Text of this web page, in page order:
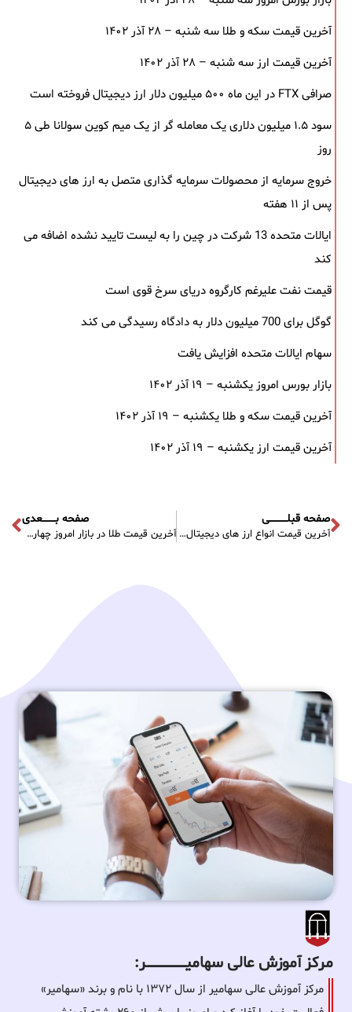
آخرین قیمت سکه و طلا سه شنبه – ۲۸ آذر ۱۴۰۲
آخرین قیمت ارز سه شنبه – ۲۸ آذر ۱۴۰۲
صرافی FTX در این ماه ۵۰۰ میلیون دلار ارز دیجیتال فروخته است
سود ۱.۵ میلیون دلاری یک معامله ‌گر از یک میم‌ کوین سولانا طی ۵
روز
خروج سرمایه از محصولات سرمایه ‌گذاری متصل به ارز های دیجیتال
پس از ۱۱ هفته
ایالات متحده 13 شرکت در چین را به لیست تایید نشده اضافه می
کند
قیمت نفت علیرغم کارگروه دریای سرخ قوی است
گوگل برای 700 میلیون دلار به دادگاه رسیدگی می کند
سهام ایالات متحده افزایش یافت
بازار بورس امروز یکشنبه – ۱۹ آذر ۱۴۰۲
آخرین قیمت سکه و طلا یکشنبه – ۱۹ آذر ۱۴۰۲
آخرین قیمت ارز یکشنبه – ۱۹ آذر ۱۴۰۲
صفحه قبلـــــــــــی
آخرین قیمت انواع ارز های دیجیتال در بازار امروز چهارشنبه – ۲ آذر ۱۴۰۱
صفحه بــــــــعدی
آخرین قیمت طلا در بازار امروز چهارشنبه – ۲ آذر ۱۴۰۱
مرکز آموزش عالی سهامیـــــــــــــــــــــــــر:
مرکز آموزش عالی سهامیر از سال ۱۳۷۲ با نام و برند «سهامیر»